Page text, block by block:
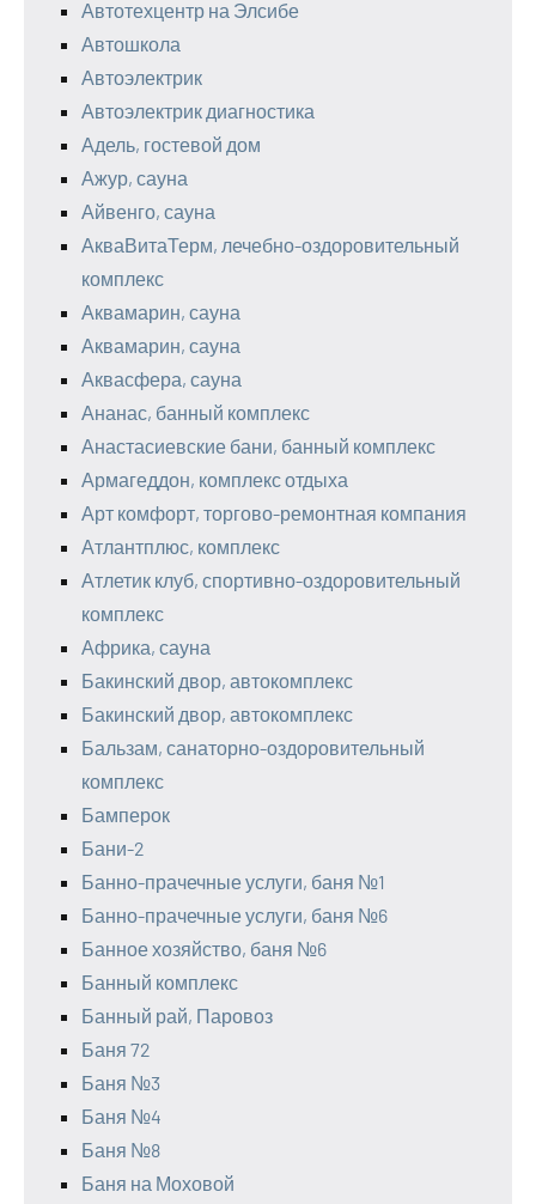
Автотехцентр на Элсибе
Автошкола
Автоэлектрик
Автоэлектрик диагностика
Адель, гостевой дом
Ажур, сауна
Айвенго, сауна
АкваВитаТерм, лечебно-оздоровительный
комплекс
Аквамарин, сауна
Аквамарин, сауна
Аквасфера, сауна
Ананас, банный комплекс
Анастасиевские бани, банный комплекс
Армагеддон, комплекс отдыха
Арт комфорт, торгово-ремонтная компания
Атлантплюс, комплекс
Атлетик клуб, спортивно-оздоровительный
комплекс
Африка, сауна
Бакинский двор, автокомплекс
Бакинский двор, автокомплекс
Бальзам, санаторно-оздоровительный
комплекс
Бамперок
Бани-2
Банно-прачечные услуги, баня №1
Банно-прачечные услуги, баня №6
Банное хозяйство, баня №6
Банный комплекс
Банный рай, Паровоз
Баня 72
Баня №3
Баня №4
Баня №8
Баня на Моховой